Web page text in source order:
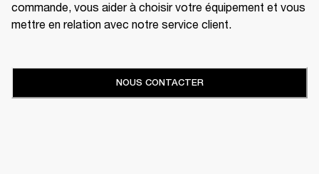
commande, vous aider à choisir votre équipement et vous
mettre en relation avec notre service client.
NOUS CONTACTER